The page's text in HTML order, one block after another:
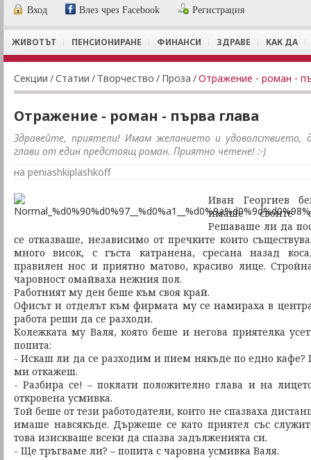
Вход Влез чрез Facebook Регистрация
ЖИВОТЪТ ПЕНСИОНИРАНЕ ФИНАНСИ ЗДРАВЕ КАК ДА
Секции /Статии / Творчество / Проза /Отражение - роман -
Отражение - роман - първа глава
Здравейте, приятели! Имам желанието и удоволствието,
глави от един предстоящ роман. Приятно четене! :-)
на peniashkiplashkoff
Иван Георгиев
имаше своите
Решаваше ли да
се отказваше, независимо от пречките които
много висок, с гъста катранена, сресана назад
правилен нос и приятно матово, красиво лице.
чаровност омайваха нежния пол.
Работният му ден беше към своя край.
Офисът и отделът към фирмата му се намираха в
работа реши да се разходи.
Колежката му Валя, която беше и негова приятелка
попита:
- Искаш ли да се разходим и пием някъде по едно
ми откажеш.
- Разбира се! – поклати положително глава и на
откровена усмивка.
Той беше от тези работодатели, които не спазваха
имаше навсякъде. Държеше се като приятел със
това изискваше всеки да спазва задълженията си.
- Ще тръгваме ли? – попита с чаровна усмивка Валя.